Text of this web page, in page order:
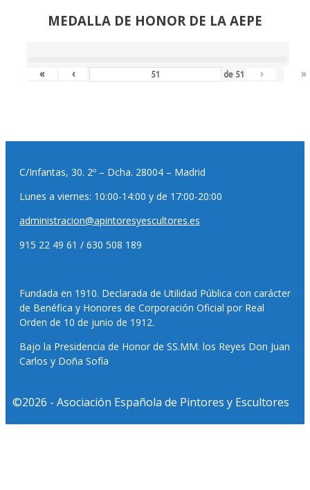
MEDALLA DE HONOR DE LA AEPE
« ‹ de 51 › »
C/Infantas, 30. 2º – Dcha. 28004 – Madrid
Lunes a viernes: 10:00-14:00 y de 17:00-20:00
administracion@apintoresyescultores.es
915 22 49 61 / 630 508 189
Fundada en 1910. Declarada de Utilidad Pública con carácter
de Benéfica y Honores de Corporación Oficial por Real
Orden de 10 de junio de 1912.
Bajo la Presidencia de Honor de SS.MM. los Reyes Don Juan
Carlos y Doña Sofía
©2026 - Asociación Española de Pintores y Escultores